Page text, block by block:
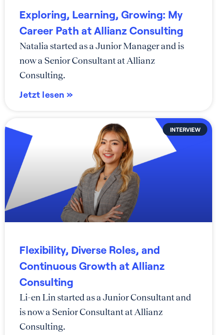
Exploring, Learning, Growing: My
Career Path at Allianz Consulting
Natalia started as a Junior Manager and is
now a Senior Consultant at Allianz
Consulting.
Jetzt lesen »
INTERVIEW
Flexibility, Diverse Roles, and
Continuous Growth at Allianz
Consulting
Li-en Lin started as a Junior Consultant and
is now a Senior Consultant at Allianz
Consulting.